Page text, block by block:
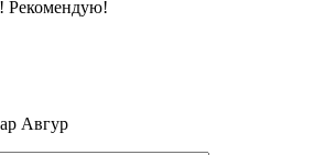
Рекомендую!
Авгур